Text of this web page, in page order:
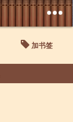
加书签